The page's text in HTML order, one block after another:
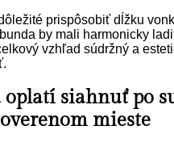
prispôsobiť dĺžku
by mali harmonicky
vzhľad súdržný a
oplatí siahnuť po
mieste